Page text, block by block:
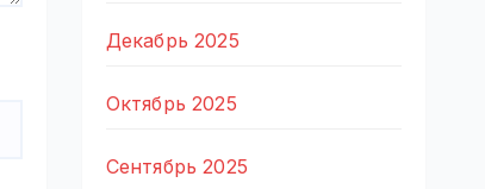
Декабрь 2025
Октябрь 2025
Сентябрь 2025